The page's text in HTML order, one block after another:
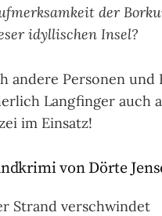
der
idyllischen Insel?
andere Personen
Langfinger auch
im Einsatz!
von Dörte
Strand verschwindet